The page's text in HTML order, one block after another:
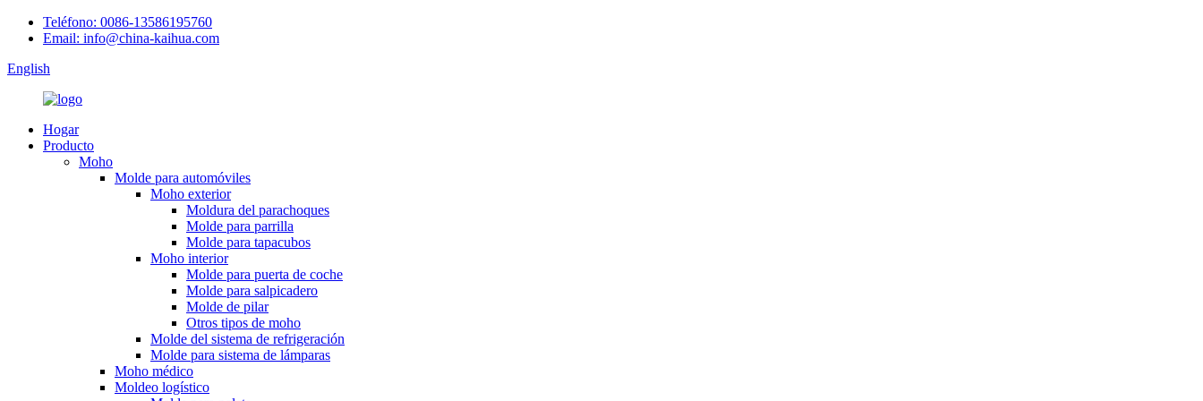
Teléfono: 0086-13586195760
Email: info@china-kaihua.com
English
Hogar
Producto
Moho
Molde para automóviles
Moho exterior
Moldura del parachoques
Molde para parrilla
Molde para tapacubos
Moho interior
Molde para puerta de coche
Molde para salpicadero
Molde de pilar
Otros tipos de moho
Molde del sistema de refrigeración
Molde para sistema de lámparas
Moho médico
Moldeo logístico